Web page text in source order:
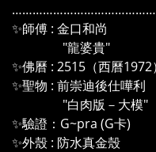
✨師傅 : 金口和尚
"龍婆貴"
✨佛曆 : 2515（西曆1972）
✨聖物 : 前崇迪後仕嘩利
"白肉版－大模"
✨驗證：G~pra (G卡)
✨外殼 : 防水真金殼